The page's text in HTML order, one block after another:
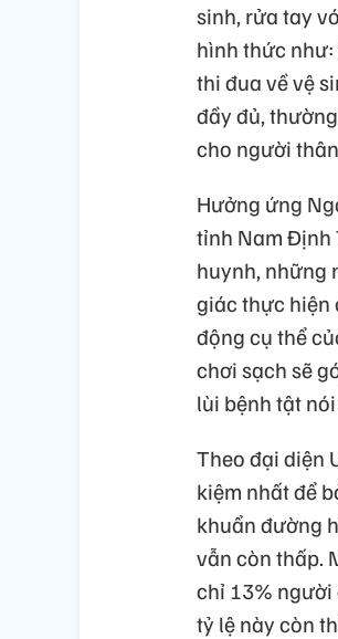
sinh, rửa tay
hình thức
thi đua về vệ
đầy đủ,
cho người
Hưởng ứng
tỉnh Nam Định
huynh, những
giác thực hiện
động cụ thể
chơi sạch sẽ
lùi bệnh tật
Theo đại diện
kiệm nhất để
khuẩn đường
vẫn còn thấp.
chỉ 13% người
tỷ lệ này còn